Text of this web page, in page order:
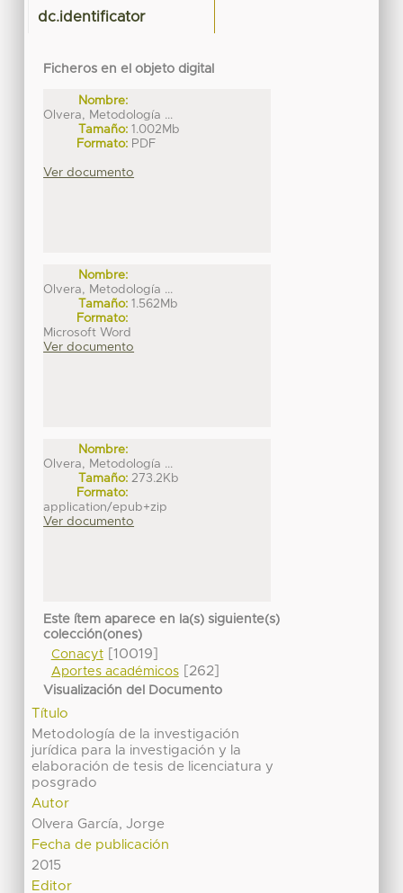
dc.identificator
Ficheros en el objeto digital
Nombre:
Olvera, Metodología ...
Tamaño: 1.002Mb
Formato: PDF
Ver documento
Nombre:
Olvera, Metodología ...
Tamaño: 1.562Mb
Formato:
Microsoft Word
Ver documento
Nombre:
Olvera, Metodología ...
Tamaño: 273.2Kb
Formato:
application/epub+zip
Ver documento
Este ítem aparece en la(s) siguiente(s)
colección(ones)
Conacyt[10019]
Aportes académicos[262]
Visualización del Documento
Título
Metodología de la investigación
jurídica para la investigación y la
elaboración de tesis de licenciatura y
posgrado
Autor
Olvera García, Jorge
Fecha de publicación
2015
Editor